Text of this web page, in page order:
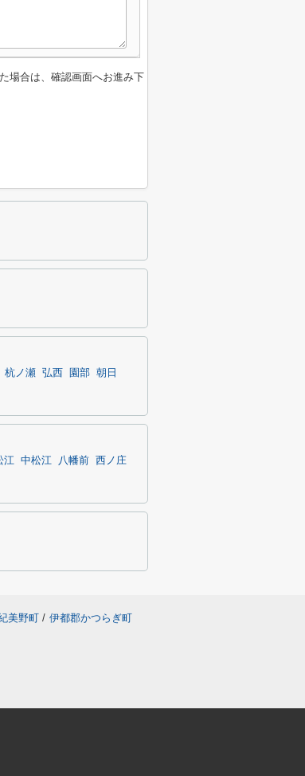
場合は、確認画面へお進み下
杭ノ瀬 弘西 園部 朝日
江 中松江 八幡前
西ノ庄
美野町 / 伊都郡かつらぎ町